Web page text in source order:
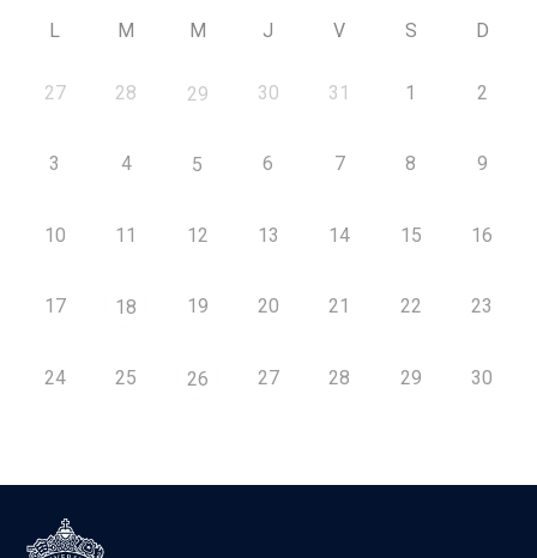
L M M J V S D
27 28 29 30 31 1 2
3 4 5 6 7 8 9
10 11 12 13 14 15 16
17 18 19 20 21 22 23
24 25 26 27 28 29 30